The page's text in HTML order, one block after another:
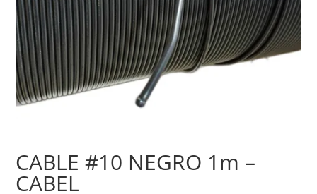
CABLE #10 NEGRO 1m –
CABEL